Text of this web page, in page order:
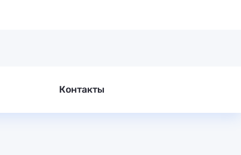
Контакты